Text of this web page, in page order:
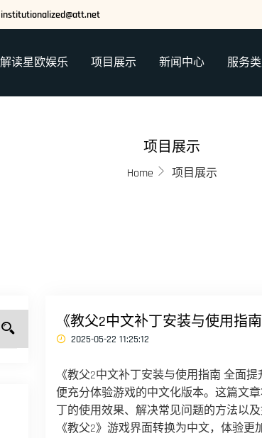
institutionalized@att.net
解读星欧娱乐 项目展示 新闻中心 服务
项目展示
Home 项目展示
《教父2中文补丁安装与使用指
2025-05-22 11:25:12
《教父2中文补丁安装与使用指南 全面
便充分体验游戏的中文化版本。这篇文
丁的使用效果、解决常见问题的方法以
《教父2》游戏界面转换为中文，体验